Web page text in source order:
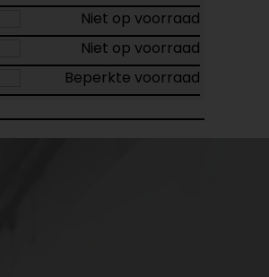
Niet op voorraad
Niet op voorraad
Beperkte voorraad